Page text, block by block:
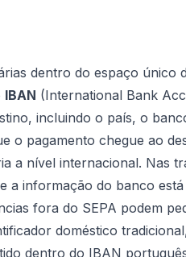
dentro do espaço único
IBAN (International Bank
incluindo o país, o
o pagamento chegue ao
a nível internacional. Nas
a informação do banco
fora do SEPA podem
doméstico
dentro do IBAN